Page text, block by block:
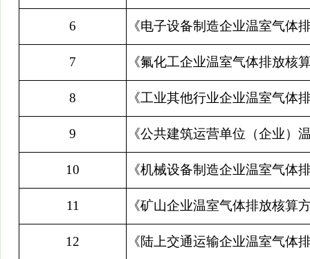
6 《电子设备制造企业温室气体
7 《氟化工企业温室气体排放核
8 《工业其他行业企业温室气体
9 《公共建筑运营单位（企业）
10 《机械设备制造企业温室气体
11 《矿山企业温室气体排放核算
12 《陆上交通运输企业温室气体